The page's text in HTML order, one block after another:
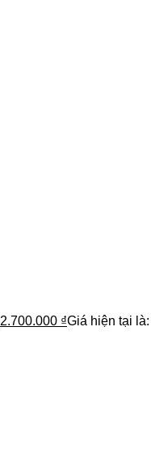
2.700.000 ₫Giá hiện tại